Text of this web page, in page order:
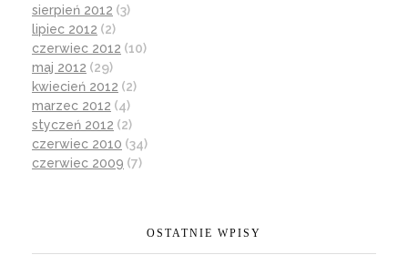
sierpień 2012 (3)
lipiec 2012 (2)
czerwiec 2012 (10)
maj 2012 (29)
kwiecień 2012 (2)
marzec 2012 (4)
styczeń 2012 (2)
czerwiec 2010 (34)
czerwiec 2009 (7)
OSTATNIE WPISY